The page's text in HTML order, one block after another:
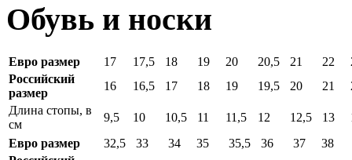
Обувь и носки
Евро размер 17 17,5 18 19 20 20,5 21 22
Российский
размер
16 16,5 17 18 19 19,5 20 21
Длина стопы, в
см
9,5 10 10,5 11 11,5 12 12,5 13
Евро размер
32,5 33 34 35 35,5 36 37
38